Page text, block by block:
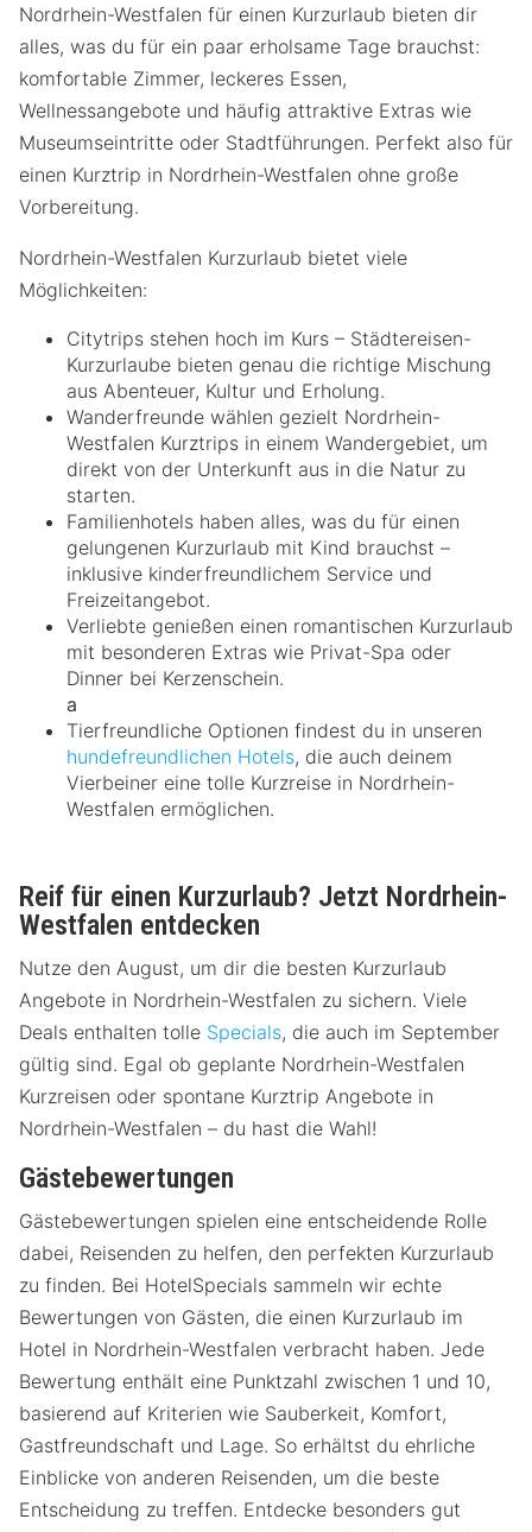
Nordrhein-Westfalen für einen Kurzurlaub bieten dir
alles, was du für ein paar erholsame Tage brauchst:
komfortable Zimmer, leckeres Essen,
Wellnessangebote und häufig attraktive Extras wie
Museumseintritte oder Stadtführungen. Perfekt also für
einen Kurztrip in Nordrhein-Westfalen ohne große
Vorbereitung.
Nordrhein-Westfalen Kurzurlaub bietet viele
Möglichkeiten:
Citytrips stehen hoch im Kurs – Städtereisen-
Kurzurlaube bieten genau die richtige Mischung
aus Abenteuer, Kultur und Erholung.
Wanderfreunde wählen gezielt Nordrhein-
Westfalen Kurztrips in einem Wandergebiet, um
direkt von der Unterkunft aus in die Natur zu
starten.
Familienhotels haben alles, was du für einen
gelungenen Kurzurlaub mit Kind brauchst –
inklusive kinderfreundlichem Service und
Freizeitangebot.
Verliebte genießen einen romantischen Kurzurlaub
mit besonderen Extras wie Privat-Spa oder
Dinner bei Kerzenschein.
a
Tierfreundliche Optionen findest du in unseren
hundefreundlichen Hotels, die auch deinem
Vierbeiner eine tolle Kurzreise in Nordrhein-
Westfalen ermöglichen.
Reif für einen Kurzurlaub? Jetzt Nordrhein-
Westfalen entdecken
Nutze den August, um dir die besten Kurzurlaub
Angebote in Nordrhein-Westfalen zu sichern. Viele
Deals enthalten tolle Specials, die auch im September
gültig sind. Egal ob geplante Nordrhein-Westfalen
Kurzreisen oder spontane Kurztrip Angebote in
Nordrhein-Westfalen – du hast die Wahl!
Gästebewertungen
Gästebewertungen spielen eine entscheidende Rolle
dabei, Reisenden zu helfen, den perfekten Kurzurlaub
zu finden. Bei HotelSpecials sammeln wir echte
Bewertungen von Gästen, die einen Kurzurlaub im
Hotel in Nordrhein-Westfalen verbracht haben. Jede
Bewertung enthält eine Punktzahl zwischen 1 und 10,
basierend auf Kriterien wie Sauberkeit, Komfort,
Gastfreundschaft und Lage. So erhältst du ehrliche
Einblicke von anderen Reisenden, um die beste
Entscheidung zu treffen. Entdecke besonders gut